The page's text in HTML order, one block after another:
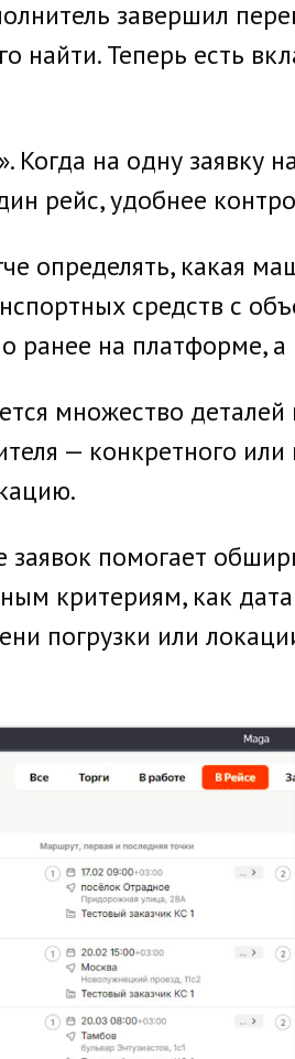
завершил
найти. Теперь есть
Когда на одну заявку
рейс, удобнее
определять, какая
средств с
ранее на платформе, а
множество
— конкретного
помогает
критериям, как
погрузки или